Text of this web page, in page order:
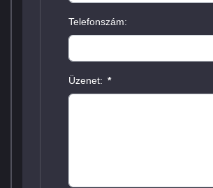
Telefonszám:
Üzenet: *